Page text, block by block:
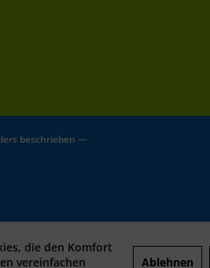
beschrieben —
die den Komfort
vereinfachen
Ablehnen